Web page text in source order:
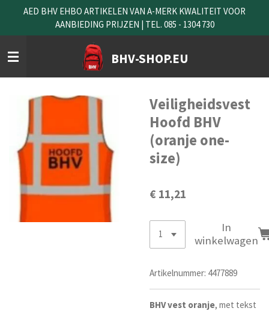
naar
de
hoofdinhoud
BHV-SHOP.EU
AED BHV EHBO ARTIKELEN VAN A-MERK KWALITEIT VOOR
AANBIEDING PRIJZEN | TEL. 085 - 1304 730
Veiligheidsvest
Hoofd BHV
(oranje one-
size)
€ 11,21
In
winkelwagen
Artikelnummer: 4477889
BHVvest oranje, met tekst